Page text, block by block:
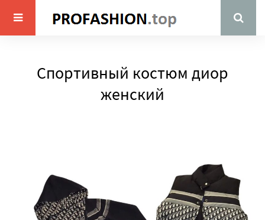
Спортивный костюм диор
женский